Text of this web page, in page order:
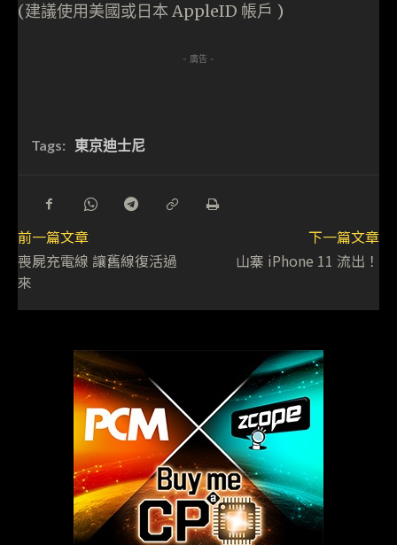
(建議使用美國或日本 AppleID 帳戶 )
- 廣告 -
Tags: 東京迪士尼
前一篇文章
喪屍充電線 讓舊線復活過
來
下一篇文章
山寨 iPhone 11 流出！